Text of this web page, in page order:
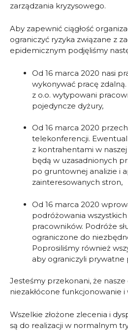
zarządzania kryzysowego.
Aby zapewnić ciągłość
ograniczyć ryzyka związane z
epidemicznym podjęliśmy
Od 16 marca 2020 nasi
wykonywać pracę zdalną.
z o.o. wytypowani
pojedyncze dyżury,
Od 16 marca 2020
telekonferencji.
z kontrahentami w
będą w uzasadnionych
po gruntownej analizie i
zainteresowanych stron,
Od 16 marca 2020
podróżowania
pracowników. Podróże
ograniczone do
Poprosiliśmy również
aby ograniczyli prywatne
Jesteśmy przekonani, że nasze
niezakłócone funkcjonowanie i
Wszelkie złożone zlecenia i
są do realizacji w normalnym